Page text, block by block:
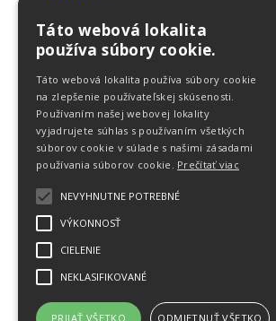
máj 2017
apríl 2017
marec 2017
február 2017
január 2017
december 2016
november 2016
október 2016
september 2016
júl 2016
jún 2016
máj 2016
apríl 2016
marec 2016
február 2016
december 2015
Táto webová lokalita
používa súbory cookie.
Táto webová lokalita používa súbory cookie
na zlepšenie používateľskej skúsenosti.
Používaním našej webovej lokality
vyjadrujete súhlas s používaním všetkých
súborov cookie v súlade s našimi zásadami
používania súborov cookie. Prečítať viac
NEVYHNUTNE POTREBNÉ
VÝKONNOSŤ
CIELENIE
NEKLASIFIKOVANÉ
PRIJAŤ VŠETKO ODMIETNUŤ VŠETKO